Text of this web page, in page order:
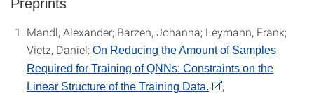
Preprints
Mandl, Alexander; Barzen, Johanna; Leymann, Frank;
Vietz, Daniel: On Reducing the Amount of Samples
Required for Training of QNNs: Constraints on the
Linear Structure of the Training Data.
,